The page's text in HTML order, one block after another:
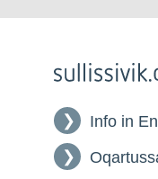
Info in